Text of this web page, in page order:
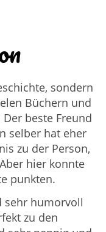
sondern
Büchern und
beste Freund
selber hat eher
zu der Person,
hier konnte
punkten.
sehr humorvoll
zu den